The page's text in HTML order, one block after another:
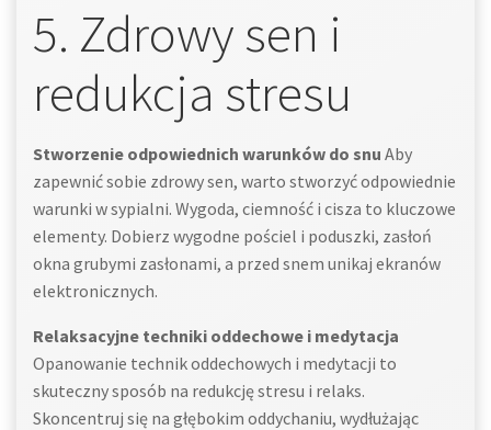
5. Zdrowy sen i
redukcja stresu
Stworzenie odpowiednich warunków do snu Aby
zapewnić sobie zdrowy sen, warto stworzyć odpowiednie
warunki w sypialni. Wygoda, ciemność i cisza to kluczowe
elementy. Dobierz wygodne pościel i poduszki, zasłoń
okna grubymi zasłonami, a przed snem unikaj ekranów
elektronicznych.
Relaksacyjne techniki oddechowe i medytacja
Opanowanie technik oddechowych i medytacji to
skuteczny sposób na redukcję stresu i relaks.
Skoncentruj się na głębokim oddychaniu, wydłużając